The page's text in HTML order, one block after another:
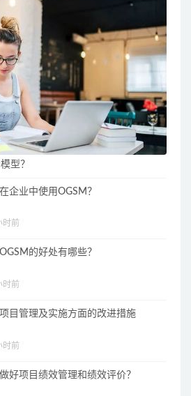
型？
企业中使用OGSM？
时前
的好处有哪些？
时前
目管理及实施方面的改进措施
时前
好项目绩效管理和绩效评价？